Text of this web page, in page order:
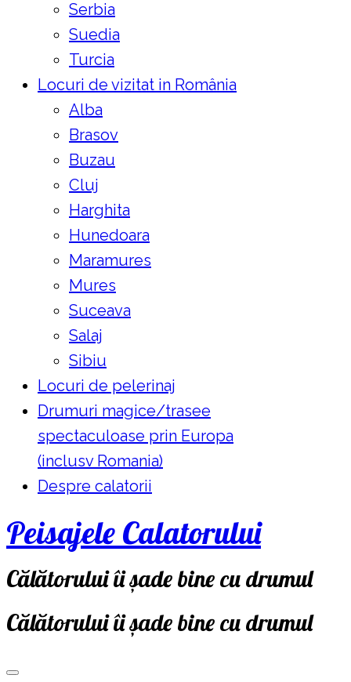
Serbia
Suedia
Turcia
Locuri de vizitat in România
Alba
Brasov
Buzau
Cluj
Harghita
Hunedoara
Maramures
Mures
Suceava
Salaj
Sibiu
Locuri de pelerinaj
Drumuri magice/trasee
spectaculoase prin Europa
(inclusv Romania)
Despre calatorii
Peisajele Calatorului
Călătorului îi șade bine cu drumul
Călătorului îi șade bine cu drumul